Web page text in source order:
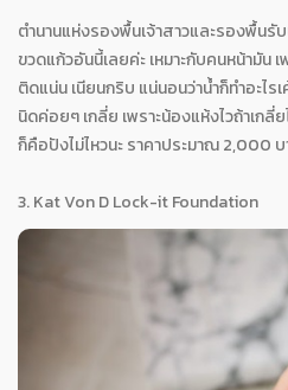
ตำนานแห่งรองพื้นเจ้าสาวและรองพื้น
ขวดแก้วอันนี้เลยค่ะ เหมาะกับคนหน้ามัน
ติดแน่น เนียนกริบ แน่นอนว่าน้ำก็ทำอะไ
นิดค่อยๆ เกลี่ย เพราะน้องแห้งไวถ้าเกลี่
ก็คือปังไม่ไหวนะ ราคาประมาณ 2,000
3. Kat Von D Lock-it Foundation